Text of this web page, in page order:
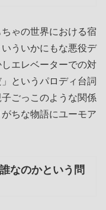
ゃの世界における宿
ういかにもな悪役デ
エレベーターでの対
というパロディ台詞
ごっこのような関係
ちな物語にユーモア
なのかという問